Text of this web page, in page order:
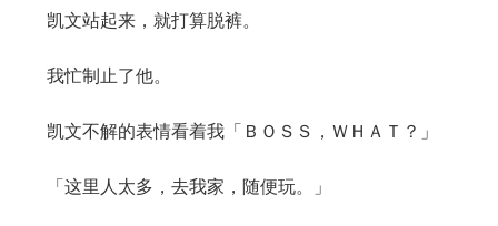
凯文站起来，就打算脱裤。
我忙制止了他。
凯文不解的表情看着我「ＢＯＳＳ，ＷＨＡＴ？」
「这里人太多，去我家，随便玩。」